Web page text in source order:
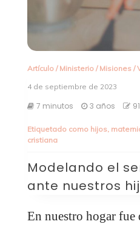
Artículo/ Ministerio/ Misiones/
4 de septiembre de 2023
7 minutos 3 años
Etiquetado como hijos,
cristiana
Modelando el
ante nuestros
En nuestro hogar fue